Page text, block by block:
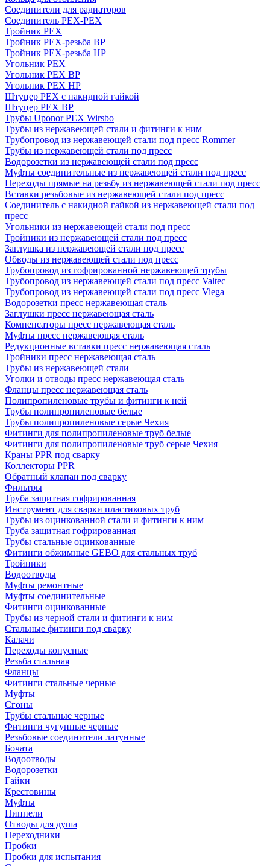
Соединители для радиаторов
Соединитель PEX-PEX
Тройник PEX
Тройник PEX-резьба ВР
Тройник PEX-резьба НР
Угольник PEX
Угольник PEX ВР
Угольник PEX НР
Штуцер PEX c накидной гайкой
Штуцер PEX ВР
Трубы Uponor PEX Wirsbo
Трубы из нержавеющей стали и фитинги к ним
Трубопровод из нержавеющей стали под пресс Rommer
Трубы из нержавеющей стали под пресс
Водорозетки из нержавеющей стали под пресс
Муфты соединительные из нержавеющей стали под пресс
Переходы прямые на резьбу из нержавеющей стали под пресс
Вставки резьбовые из нержавеющей стали под пресс
Соединитель с накидной гайкой из нержавеющей стали под
пресс
Угольники из нержавеющей стали под пресс
Тройники из нержавеющей стали под пресс
Заглушка из нержавеющей стали под пресс
Обводы из нержавеющей стали под пресс
Трубопровод из гофрированной нержавеющей трубы
Трубопровод из нержавеющей стали под пресс Valtec
Трубопровод из нержавеющей стали под пресс Viega
Водорозетки пресс нержавеющая сталь
Заглушки пресс нержавеющая сталь
Компенсаторы пресс нержавеющая сталь
Муфты пресс нержавеющая сталь
Редукционные вставки пресс нержавеющая сталь
Тройники пресс нержавеющая сталь
Трубы из нержавеющей стали
Уголки и отводы пресс нержавеющая сталь
Фланцы пресс нержавеющая сталь
Полипропиленовые трубы и фитинги к ней
Трубы полипропиленовые белые
Трубы полипропиленовые серые Чехия
Фитинги для полипропиленовые труб белые
Фитинги для полипропиленовые труб серые Чехия
Краны PPR под сварку
Коллекторы PPR
Обратный клапан под сварку
Фильтры
Труба защитная гофрированная
Инструмент для сварки пластиковых труб
Трубы из оцинкованной стали и фитинги к ним
Труба защитная гофрированная
Трубы стальные оцинкованные
Фитинги обжимные GEBO для стальных труб
Тройники
Водоотводы
Муфты ремонтные
Муфты соединительные
Фитинги оцинкованные
Трубы из черной стали и фитинги к ним
Стальные фитинги под сварку
Калачи
Переходы конусные
Резьба стальная
Фланцы
Фитинги стальные черные
Муфты
Сгоны
Трубы стальные черные
Фитинги чугунные черные
Резьбовые соединители латунные
Бочата
Водоотводы
Водорозетки
Гайки
Крестовины
Муфты
Ниппели
Отводы для душа
Переходники
Пробки
Пробки для испытания